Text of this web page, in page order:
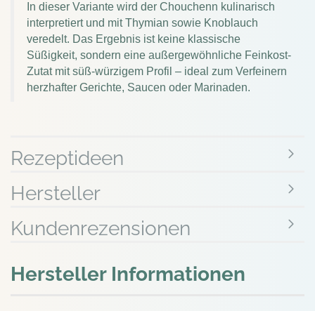
In dieser Variante wird der Chouchenn kulinarisch
interpretiert und mit Thymian sowie Knoblauch
veredelt. Das Ergebnis ist keine klassische
Süßigkeit, sondern eine außergewöhnliche Feinkost-
Zutat mit süß-würzigem Profil – ideal zum Verfeinern
herzhafter Gerichte, Saucen oder Marinaden.
Rezeptideen
Hersteller
Kundenrezensionen
Hersteller Informationen